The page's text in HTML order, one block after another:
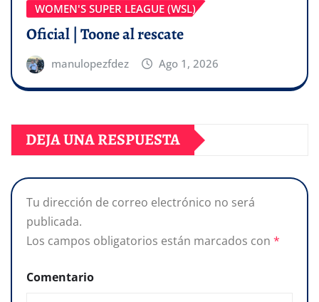
WOMEN'S SUPER LEAGUE (WSL)
Oficial | Toone al rescate
manulopezfdez Ago 1, 2026
DEJA UNA RESPUESTA
Tu dirección de correo electrónico no será
publicada.
Los campos obligatorios están marcados con *
Comentario